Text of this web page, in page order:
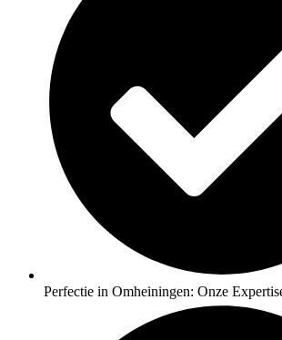
Perfectie in Omheiningen: Onze